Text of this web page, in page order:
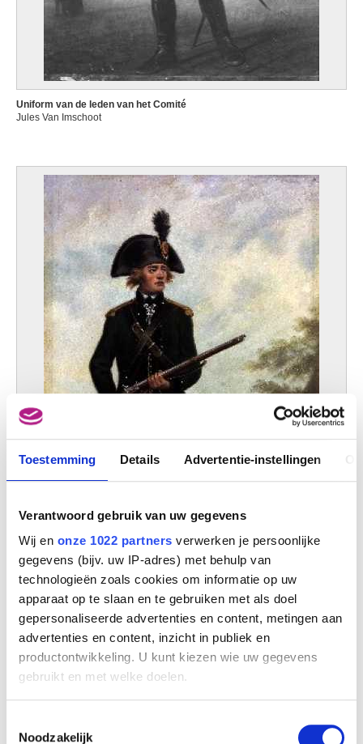
Toestemming Details Advertentie-instellingen
Verantwoord gebruik van uw gegevens
Wij en onze 1022 partners verwerken je persoonlijke
gegevens (bijv. uw IP-adres) met behulp van
technologieën zoals cookies om informatie op uw
apparaat op te slaan en te gebruiken met als doel
gepersonaliseerde advertenties en content, metingen aan
advertenties en content, inzicht in publiek en
productontwikkeling. U kunt kiezen wie uw gegevens
gebruikt en met welke doelen.
Informatie verzamelen over uw geografische
Noodzakelijk
Uniform van de leden van het Comité
Jules Van Imschoot
Vrijwilligers van Aalst, infanterie, Jagers, soldaat
Jules Van Imschoot